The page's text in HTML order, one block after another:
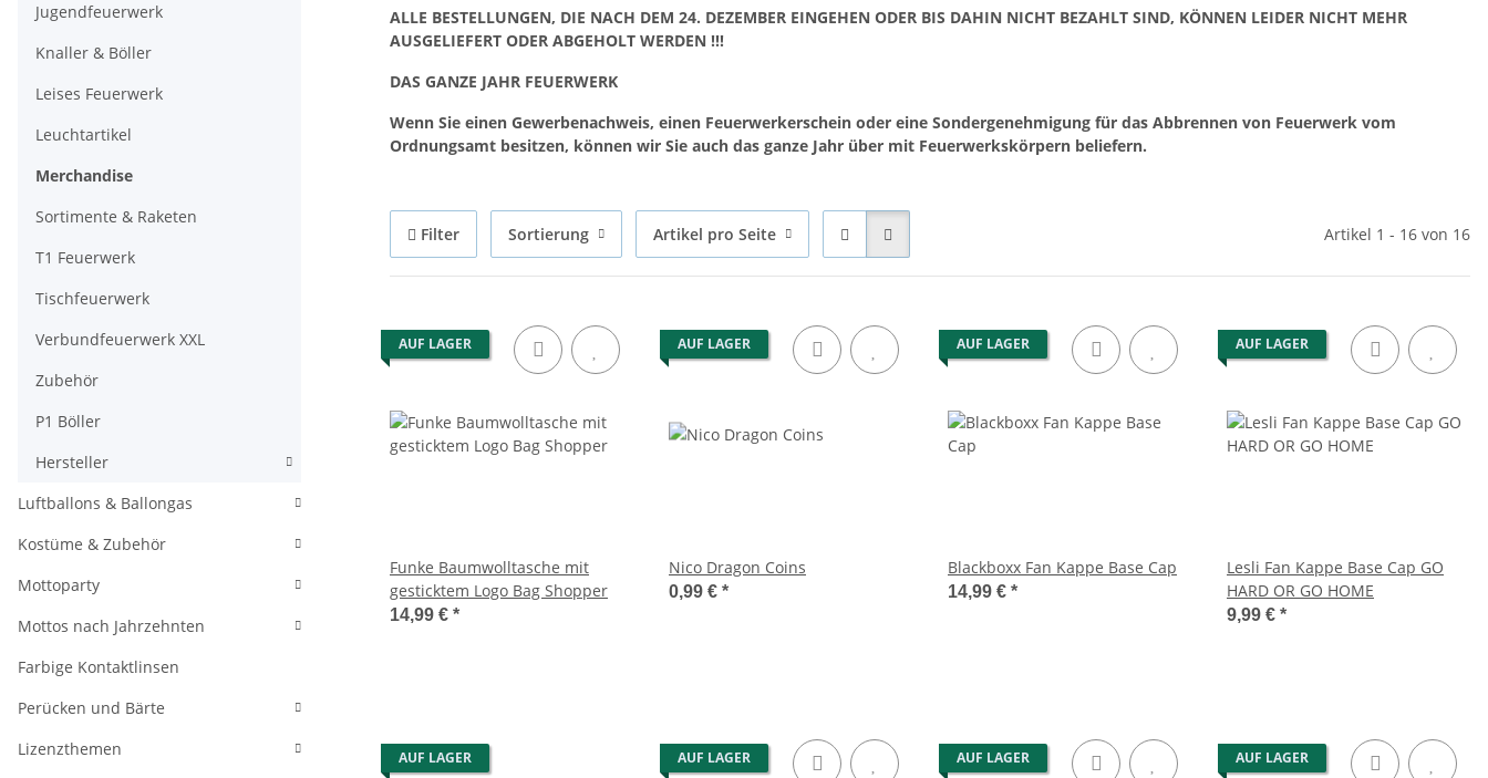
ALLE BESTELLUNGEN, DIE NACH DEM 24. DEZEMBER EINGEHEN ODER BIS DAHIN NICHT BEZAHLT SIND, KÖNNEN LEIDER NICHT MEHR
AUSGELIEFERT ODER ABGEHOLT WERDEN !!!
DAS GANZE JAHR FEUERWERK
Wenn Sie einen Gewerbenachweis, einen Feuerwerkerschein oder eine Sondergenehmigung für das Abbrennen von Feuerwerk vom
Ordnungsamt besitzen, können wir Sie auch das ganze Jahr über mit Feuerwerkskörpern beliefern.
Filter Sortierung Artikel pro Seite Artikel 1 - 16 von 16
AUF LAGER
Funke Baumwolltasche mit
gesticktem Logo Bag Shopper
14,99 € *
AUF LAGER
Nico Dragon Coins
0,99 € *
AUF LAGER
Blackboxx Fan Kappe Base Cap
14,99 € *
AUF LAGER
Lesli Fan Kappe Base Cap GO
HARD OR GO HOME
9,99 € *
AUF LAGER AUF LAGER AUF LAGER AUF LAGER
Jugendfeuerwerk
Knaller & Böller
Leises Feuerwerk
Leuchtartikel
Merchandise
Sortimente & Raketen
T1 Feuerwerk
Tischfeuerwerk
Verbundfeuerwerk XXL
Zubehör
P1 Böller
Hersteller
Luftballons & Ballongas
Kostüme & Zubehör
Mottoparty
Mottos nach Jahrzehnten
Farbige Kontaktlinsen
Perücken und Bärte
Lizenzthemen